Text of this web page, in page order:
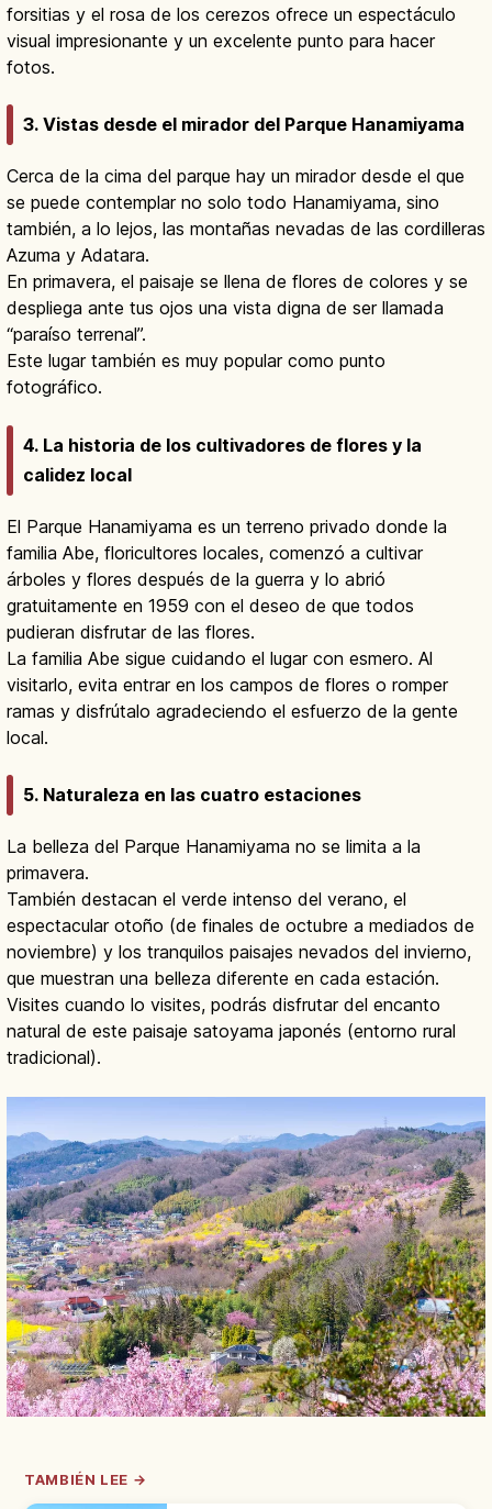
forsitias y el rosa de los cerezos ofrece un espectáculo
visual impresionante y un excelente punto para hacer
fotos.
3. Vistas desde el mirador del Parque Hanamiyama
Cerca de la cima del parque hay un mirador desde el que
se puede contemplar no solo todo Hanamiyama, sino
también, a lo lejos, las montañas nevadas de las cordilleras
Azuma y Adatara.
En primavera, el paisaje se llena de flores de colores y se
despliega ante tus ojos una vista digna de ser llamada
“paraíso terrenal”.
Este lugar también es muy popular como punto
fotográfico.
4. La historia de los cultivadores de flores y la
calidez local
El Parque Hanamiyama es un terreno privado donde la
familia Abe, floricultores locales, comenzó a cultivar
árboles y flores después de la guerra y lo abrió
gratuitamente en 1959 con el deseo de que todos
pudieran disfrutar de las flores.
La familia Abe sigue cuidando el lugar con esmero. Al
visitarlo, evita entrar en los campos de flores o romper
ramas y disfrútalo agradeciendo el esfuerzo de la gente
local.
5. Naturaleza en las cuatro estaciones
La belleza del Parque Hanamiyama no se limita a la
primavera.
También destacan el verde intenso del verano, el
espectacular otoño (de finales de octubre a mediados de
noviembre) y los tranquilos paisajes nevados del invierno,
que muestran una belleza diferente en cada estación.
Visites cuando lo visites, podrás disfrutar del encanto
natural de este paisaje satoyama japonés (entorno rural
tradicional).
TAMBIÉN LEE →